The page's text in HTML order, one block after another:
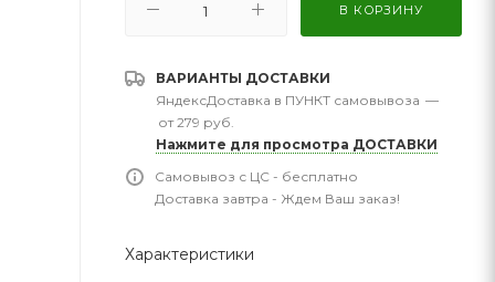
В КОРЗИНУ
ВАРИАНТЫ ДОСТАВКИ
ЯндексДоставка в ПУНКТ самовывоза —
от 279 руб.
Нажмите для просмотра ДОСТАВКИ
Самовывоз с ЦС - бесплатно
Доставка завтра - Ждем Ваш заказ!
Характеристики